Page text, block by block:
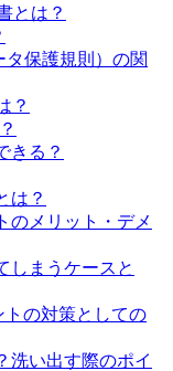
とは？
タ保護規則）の関
？
きる？
は？
のメリット・デメ
しまうケースと
の対策としての
洗い出す際のポイ